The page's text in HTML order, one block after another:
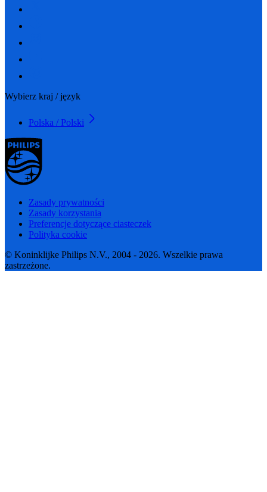
Wybierz kraj / język
Polska / Polski
Zasady prywatności
Zasady korzystania
Preferencje dotyczące ciasteczek
Polityka cookie
© Koninklijke Philips N.V., 2004 - 2026. Wszelkie prawa
zastrzeżone.